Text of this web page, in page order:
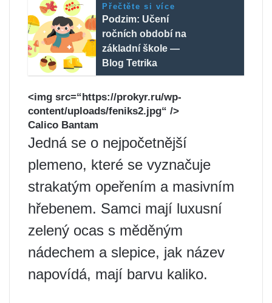
Přečtěte si více
Podzim: Učení
ročních období na
základní škole —
Blog Tetrika
<img src=“https://prokyr.ru/wp-
content/uploads/feniks2.jpg“ />
Calico Bantam
Jedná se o nejpočetnější
plemeno, které se vyznačuje
strakatým opeřením a masivním
hřebenem. Samci mají luxusní
zelený ocas s měděným
nádechem a slepice, jak název
napovídá, mají barvu kaliko.